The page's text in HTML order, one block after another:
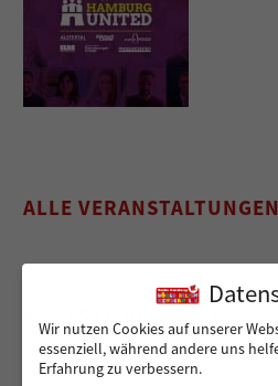
ALLE VERANSTALTUNGEN
Wir nutzen Cookies auf unserer
essenziell, während andere uns
Erfahrung zu verbessern.